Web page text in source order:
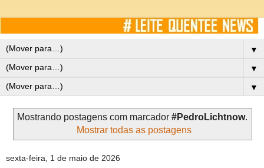
▼
▼
▼
Mostrando postagens com marcador #PedroLichtnow.
Mostrar todas as postagens
sexta-feira, 1 de maio de 2026